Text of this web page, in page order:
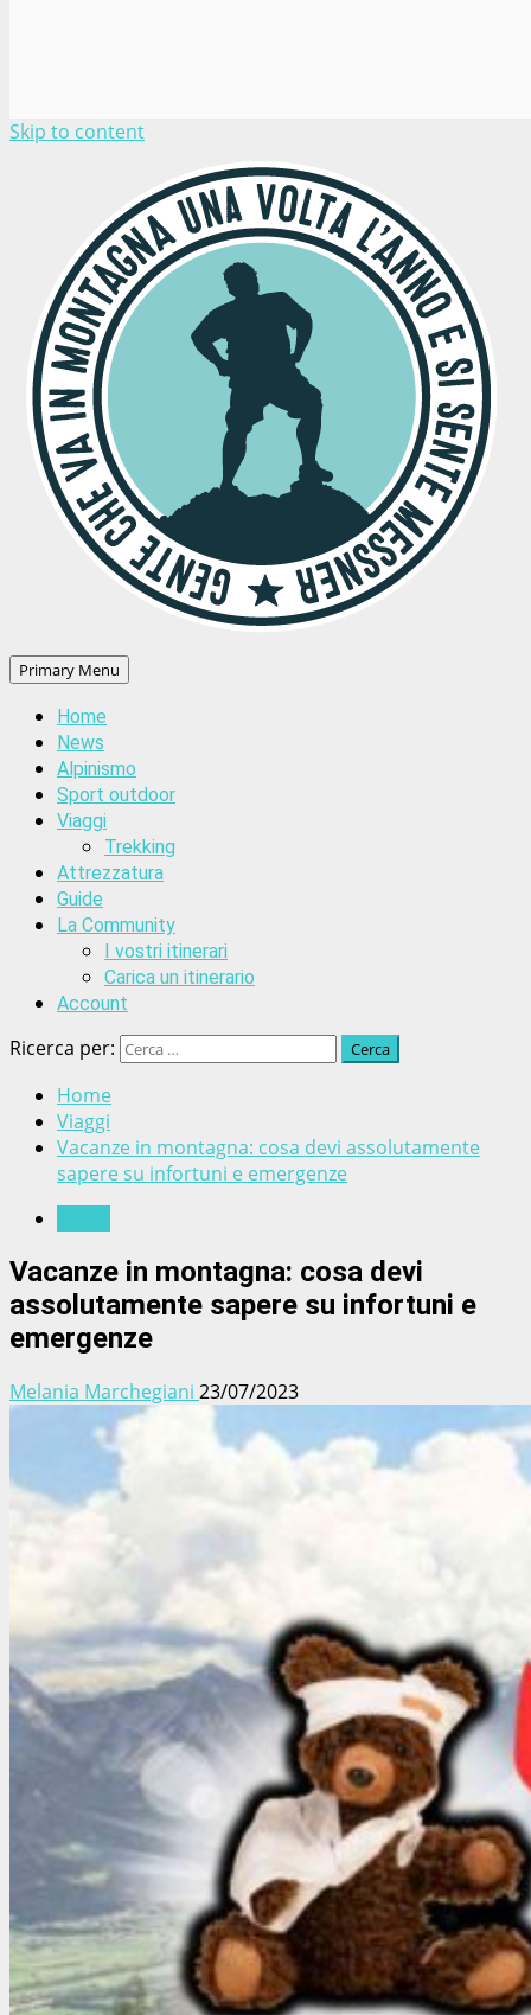
Skip to content
Primary Menu
Home
News
Alpinismo
Sport outdoor
Viaggi
Trekking
Attrezzatura
Guide
La Community
I vostri itinerari
Carica un itinerario
Account
Ricerca per:
Home
Viaggi
Vacanze in montagna: cosa devi assolutamente
sapere su infortuni e emergenze
Vacanze in montagna: cosa devi
assolutamente sapere su infortuni e
emergenze
Melania Marchegiani 23/07/2023